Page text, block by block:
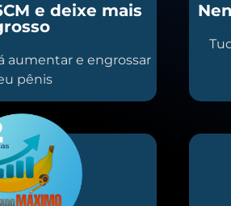
e deixe mais
aumentar e engrossar
pênis